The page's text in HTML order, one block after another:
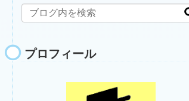
プロフィール